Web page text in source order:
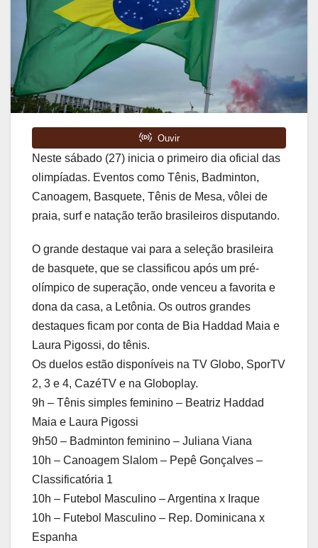
Neste sábado (27) inicia o primeiro dia oficial das
olimpíadas. Eventos como Tênis, Badminton,
Canoagem, Basquete, Tênis de Mesa, vôlei de
praia, surf e natação terão brasileiros disputando.
O grande destaque vai para a seleção brasileira
de basquete, que se classificou após um pré-
olímpico de superação, onde venceu a favorita e
dona da casa, a Letônia. Os outros grandes
destaques ficam por conta de Bia Haddad Maia e
Laura Pigossi, do tênis.
Os duelos estão disponíveis na TV Globo, SporTV
2, 3 e 4, CazéTV e na Globoplay.
9h – Tênis simples feminino – Beatriz Haddad
Maia e Laura Pigossi
9h50 – Badminton feminino – Juliana Viana
10h – Canoagem Slalom – Pepê Gonçalves –
Classificatória 1
10h – Futebol Masculino – Argentina x Iraque
10h – Futebol Masculino – Rep. Dominicana x
Espanha